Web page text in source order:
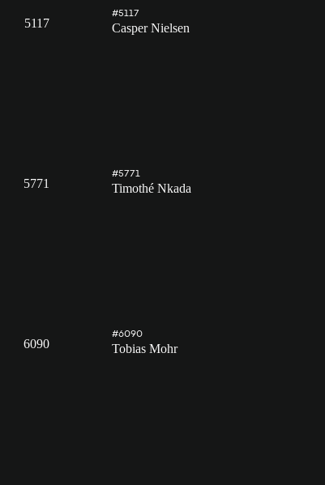
5117
#5117
Casper Nielsen
5771
#5771
Timothé Nkada
6090
#6090
Tobias Mohr